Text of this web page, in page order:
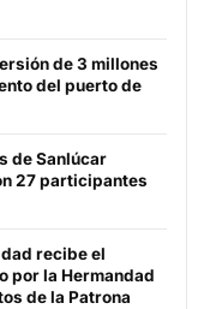
de 3 millones
del puerto de
de Sanlúcar
27 participantes
recibe el
por la Hermandad
de la Patrona